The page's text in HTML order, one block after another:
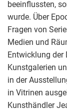
beeinflussten,
wurde. Über
Fragen von
Medien und
Entwicklung der
Kunstgalerien
in der
in Vitrinen
Kunsthändler